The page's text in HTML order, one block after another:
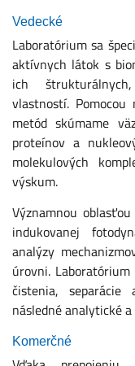
Vedecké
Laboratórium sa
aktívnych látok s
ich
vlastností.
metód skúmame
proteínov a
molekulových
výskum.
Významnou
indukovanej
analýzy
úrovni.
čistenia,
následné analytické
Komerčné